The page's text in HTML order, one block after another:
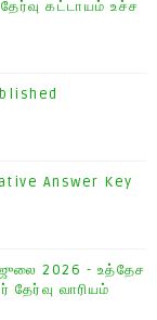
தேர்வு கட்டாயம் உச்ச
Answer Key
ஜுலை 2026 - உத்தேச
தேர்வு வாரியம்